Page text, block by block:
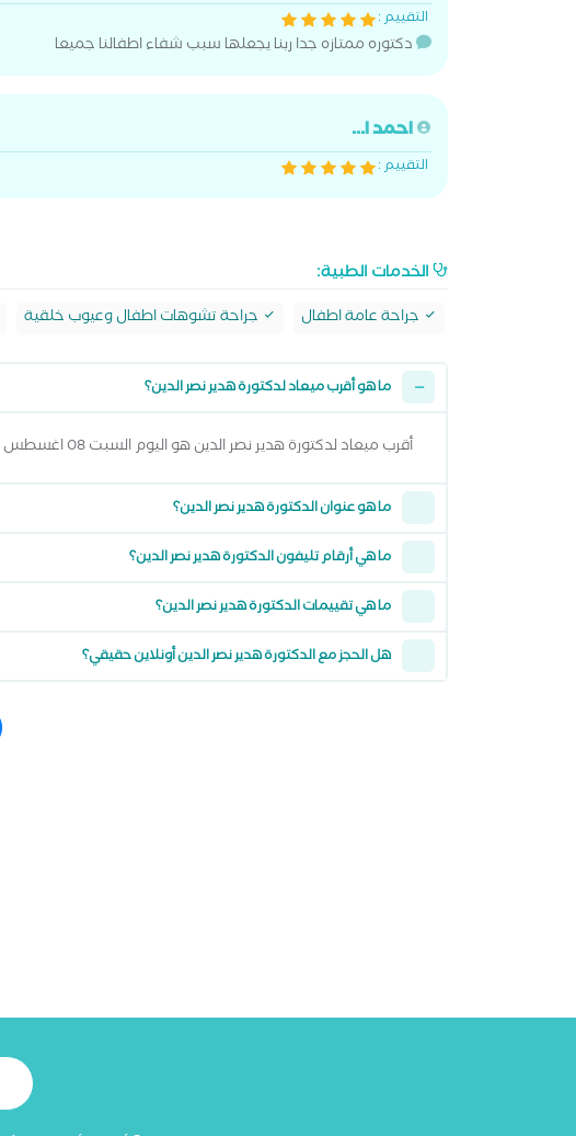
التقييم :
دكتوره ممتازه جدا ربنا يجعلها سبب شفاء اطفالنا جميعا
احمد ا...
التقييم :
الخدمات الطبية:
جراحة عامة اطفال جراحة تشوهات اطفال وعيوب خلقية
ما هو أقرب ميعاد لدكتورة هدير نصر الدين؟
أقرب ميعاد لدكتورة هدير نصر الدين هو اليوم السبت 08 اغسطس 2026 من 9:00 مساءً وتقدر تشوف كل المواعيد المتاحة من خلال عرض المواعيد أعلاه
ما هو عنوان الدكتورة هدير نصر الدين؟
ما هي أرقام تليفون الدكتورة هدير نصر الدين؟
ما هي تقييمات الدكتورة هدير نصر الدين؟
هل الحجز مع الدكتورة هدير نصر الدين أونلاين حقيقي؟